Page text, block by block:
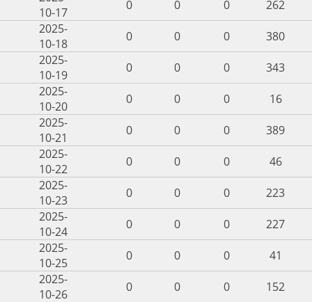
10-17
0 0 0
262
2025-
10-18
0 0 0
380
2025-
10-19
0 0 0
343
2025-
10-20
0 0 0
16
2025-
10-21
0 0 0
389
2025-
10-22
0 0 0
46
2025-
10-23
0 0 0
223
2025-
10-24
0 0 0
227
2025-
10-25
0 0 0
41
2025-
10-26
0 0 0 152